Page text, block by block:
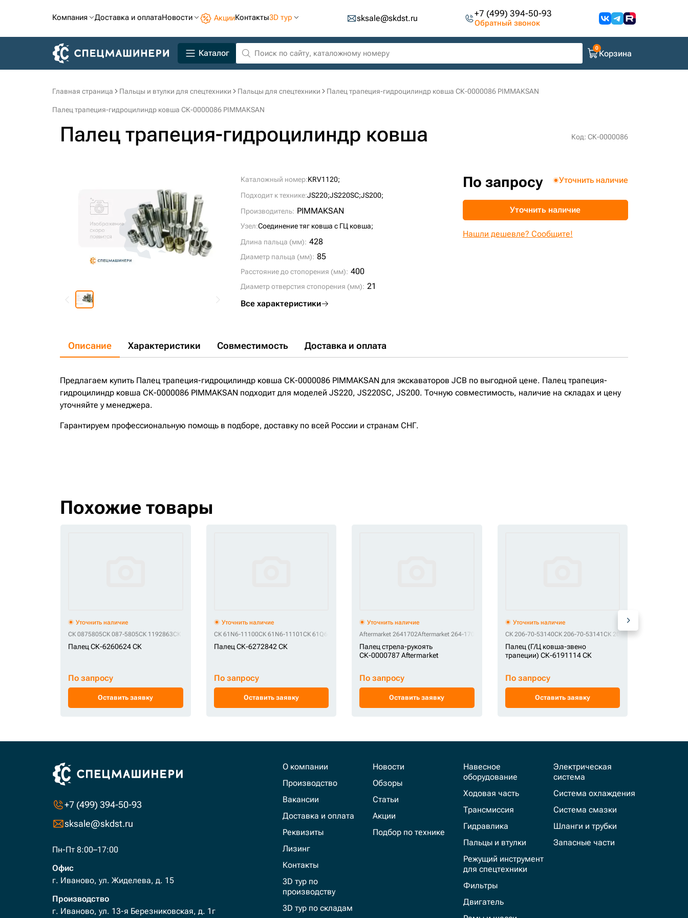
Компания Доставка и оплатаНовости АкцииКонтакты3D тур sksale@skdst.ru +7 (499) 394-50-93
Обратный звонок
Каталог Корзина
Главная страница Пальцы и втулки для спецтехники Пальцы для спецтехники Палец трапеция-гидроцилиндр ковша СК-0000086 PIMMAKSAN
Палец трапеция-гидроцилиндр ковша СК-0000086 PIMMAKSAN
Палец трапеция-гидроцилиндр ковша Код: СК-0000086
Каталожный номер:KRV1120;
Подходит к технике:JS220;JS220SC;JS200;
Производитель: PIMMAKSAN
Узел:Соединение тяг ковша с ГЦ ковша;
Длина пальца (мм): 428
Диаметр пальца (мм): 85
Расстояние до стопорения (мм): 400
Диаметр отверстия стопорения (мм): 21
Все характеристики
По запросу Уточнить наличие
Уточнить наличие
Нашли дешевле? Сообщите!
Описание Характеристики Совместимость Доставка и оплата
Предлагаем купить Палец трапеция-гидроцилиндр ковша СК-0000086 PIMMAKSAN для экскаваторов JCB по выгодной цене. Палец трапеция-
гидроцилиндр ковша СК-0000086 PIMMAKSAN подходит для моделей JS220, JS220SC, JS200. Точную совместимость, наличие на складах и цену
уточняйте у менеджера.
Гарантируем профессиональную помощь в подборе, доставку по всей России и странам СНГ.
Похожие товары
Уточнить наличие
СК 0875805СК 087-5805СК 1192863СК 119-2863 СК 3017967 СК 301-7967СК 3148698СК 314-8698 СК 875805
Палец СК-6260624 СК
По запросу
Оставить заявку
Уточнить наличие
СК 61N6-11100СК 61N6-11101СК 61Q6-40050
Палец СК-6272842 СК
По запросу
Оставить заявку
Уточнить наличие
Aftermarket 2641702Aftermarket 264-1702
Палец стрела-рукоять
СК-0000787 Aftermarket
По запросу
Оставить заявку
Уточнить наличие
СК 206-70-53140СК 206-70-53141СК 206-70-53142
Палец (Г/Ц ковша-звено
трапеции) СК-6191114 СК
По запросу
Оставить заявку
+7 (499) 394-50-93
sksale@skdst.ru
Пн-Пт 8:00–17:00
Офис
г. Иваново, ул. Жиделева, д. 15
Производство
г. Иваново, ул. 13-я Березниковская, д. 1г
О компании
Производство
Вакансии
Доставка и оплата
Реквизиты
Лизинг
Контакты
3D тур по
производству
3D тур по складам
Новости
Обзоры
Статьи
Акции
Подбор по технике
Навесное
оборудование
Ходовая часть
Трансмиссия
Гидравлика
Пальцы и втулки
Режущий инструмент
для спецтехники
Фильтры
Двигатель
Электрическая
система
Система охлаждения
Система смазки
Шланги и трубки
Запасные части